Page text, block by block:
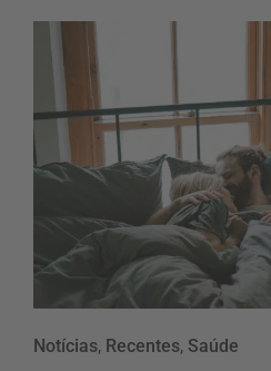
Notícias, Recentes, Saúde